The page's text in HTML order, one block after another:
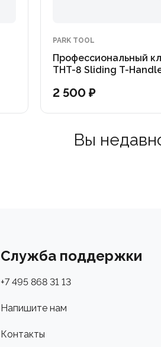
PARK TOOL
Профессиональный
THT-8 Sliding T-
2 500 ₽
Вы
Служба поддержки
+7 495 868 31 13
Напишите нам
Контакты